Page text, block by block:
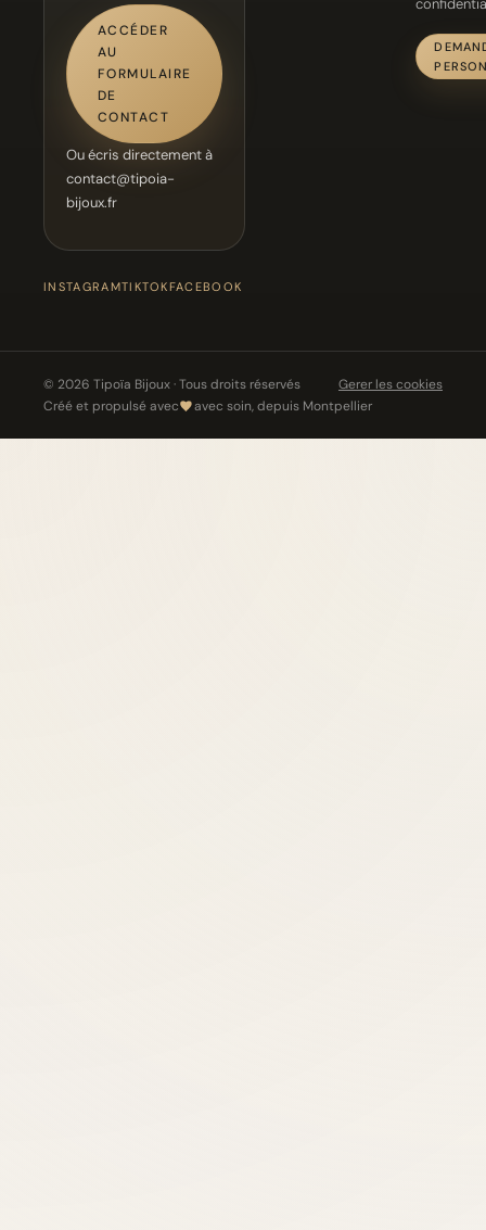
ACCÉDER
AU
FORMULAIRE
DE
CONTACT
Ou écris directement à
contact@tipoia-
bijoux.fr
INSTAGRAMTIKTOKFACEBOOK
© 2026 Tipoïa Bijoux · Tous droits réservés
Gerer les cookies
Créé et propulsé avec
avec soin, depuis Montpellier